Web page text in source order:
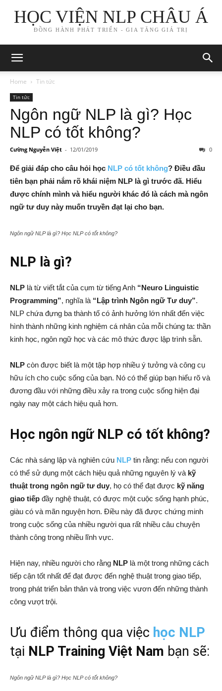
HỌC VIỆN NLP CHÂU Á
ĐỒNG HÀNH PHÁT TRIỂN - GIA TĂNG GIÁ TRỊ
Home Tin tức
Tin tức
Ngôn ngữ NLP là gì? Học
NLP có tốt không?
Cường Nguyễn Việt - 12/01/2019 0
Để giải đáp cho câu hỏi học NLP có tốt không? Điều đầu
tiên bạn phải nắm rõ khái niệm NLP là gì trước đã. Hiểu
được chính mình và hiểu người khác đó là cách mà ngôn
ngữ tư duy này muốn truyền đạt lại cho bạn.
Ngôn ngữ NLP là gì? Học NLP có tốt không?
NLP là gì?
NLP là từ viết tắt của cụm từ tiếng Anh “Neuro Linguistic
Programming”, nghĩa là “Lập trình Ngôn ngữ Tư duy”.
NLP chứa đựng ba thành tố có ảnh hưởng lớn nhất đến việc
hình thành những kinh nghiệm cá nhân của mỗi chúng ta: thần
kinh học, ngôn ngữ học và các mô thức được lập trình sẵn.
NLP còn được biết là một tập hợp nhiều ý tưởng và công cụ
hữu ích cho cuộc sống của bạn. Nó có thể giúp bạn hiểu rõ và
đương đầu với những điều xảy ra trong cuộc sống hiện đại
ngày nay một cách hiệu quả hơn.
Học ngôn ngữ NLP có tốt không?
Các nhà sáng lập và nghiên cứu NLP tin rằng: nếu con người
có thể sử dụng một cách hiệu quả những nguyên lý và kỹ
thuật trong ngôn ngữ tư duy, họ có thể đạt được kỹ năng
giao tiếp đầy nghệ thuật, có được một cuộc sống hạnh phúc,
giàu có và mãn nguyện hơn. Điều này đã được chứng minh
trong cuộc sống của nhiều người qua rất nhiều câu chuyện
thành công trong nhiều lĩnh vực.
Hiện nay, nhiều người cho rằng NLP là một trong những cách
tiếp cận tốt nhất để đạt được đến nghệ thuật trong giao tiếp,
trong phát triển bản thân và trong việc vươn đến những thành
công vượt trội.
Ưu điểm thông qua việc học NLP
tại NLP Training Việt Nam bạn sẽ:
Ngôn ngữ NLP là gì? Học NLP có tốt không?